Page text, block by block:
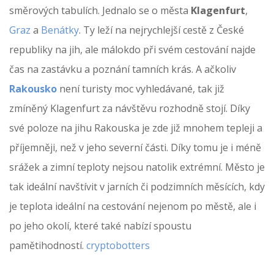
směrových tabulích. Jednalo se o města Klagenfurt,
Graz a Benátky. Ty leží na nejrychlejší cestě z České
republiky na jih, ale málokdo při svém cestování najde
čas na zastávku a poznání tamních krás. A ačkoliv
Rakousko není turisty moc vyhledávané, tak již
zmíněný Klagenfurt za návštěvu rozhodně stojí. Díky
své poloze na jihu Rakouska je zde již mnohem tepleji a
příjemněji, než v jeho severní části. Díky tomu je i méně
srážek a zimní teploty nejsou natolik extrémní. Město je
tak ideální navštívit v jarních či podzimních měsících, kdy
je teplota ideální na cestování nejenom po městě, ale i
po jeho okolí, které také nabízí spoustu
pamětihodností. cryptobotters